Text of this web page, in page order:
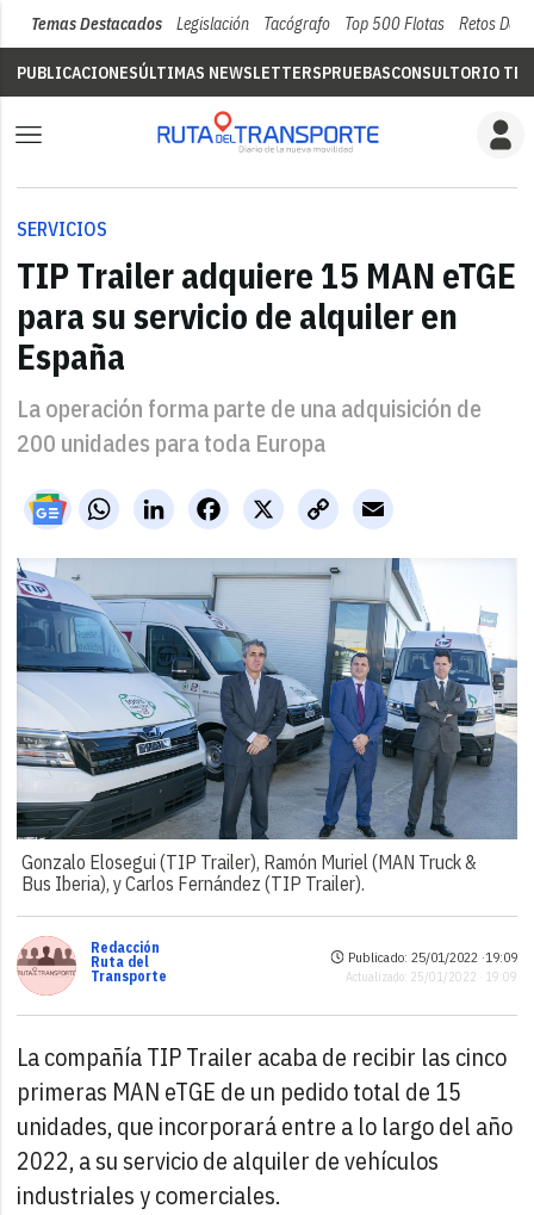
Temas Destacados Legislación Tacógrafo Top 500 Flotas Retos Del
PUBLICACIONESÚLTIMAS NEWSLETTERSPRUEBASCONSULTORIO
SERVICIOS
TIP Trailer adquiere 15 MAN eTGE
para su servicio de alquiler en
España
La operación forma parte de una adquisición de
200 unidades para toda Europa
WhatsAppLinkedIn X
Facebook
Copy
Link
Email
Gonzalo Elosegui (TIP Trailer), Ramón Muriel (MAN Truck &
Bus Iberia), y Carlos Fernández (TIP Trailer).
Redacción
Ruta del
Transporte
Publicado: 25/01/2022 ·19:09
Actualizado: 25/01/2022 · 19:09
La compañía TIP Trailer acaba de recibir las cinco
primeras MAN eTGE de un pedido total de 15
unidades, que incorporará entre a lo largo del año
2022, a su servicio de alquiler de vehículos
industriales y comerciales.